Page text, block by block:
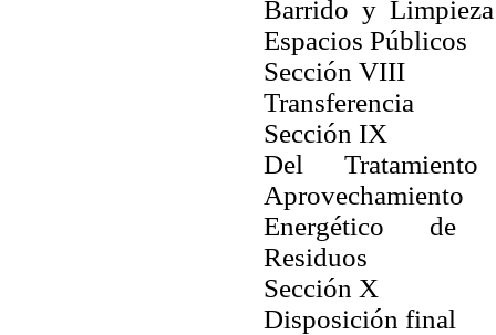
Barrido y
Espacios Públicos
Sección VIII
Transferencia
Sección IX
Del
Aprovechamiento
Energético de
Residuos
Sección X
Disposición final